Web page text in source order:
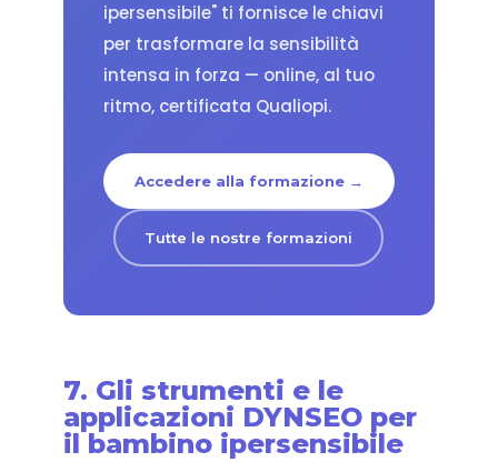
ipersensibile" ti fornisce le chiavi
per trasformare la sensibilità
intensa in forza — online, al tuo
ritmo, certificata Qualiopi.
Accedere alla formazione →
Tutte le nostre formazioni
7. Gli strumenti e le
applicazioni DYNSEO per
il bambino ipersensibile